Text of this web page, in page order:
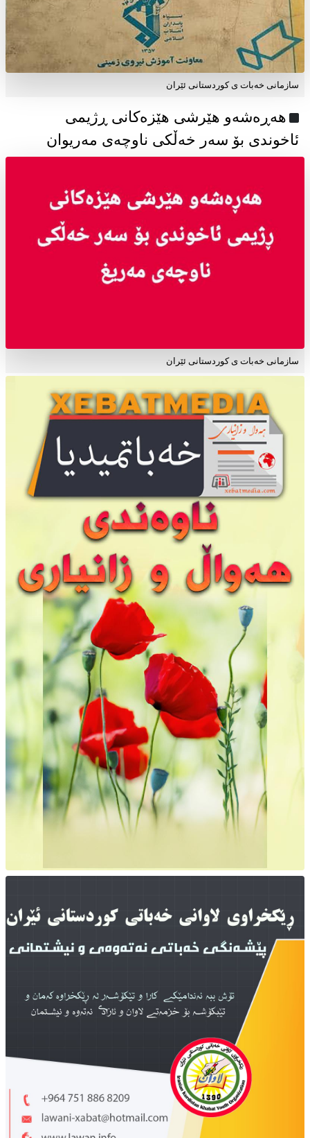
سازمانی خەبات ی كوردستانی ئێران
هەڕەشەو هێرشی هێزەکانی ڕژیمی
ئاخوندی بۆ سەر خەڵکی ناوچەی مەریوان
سازمانی خەبات ی کوردستانی ئێران